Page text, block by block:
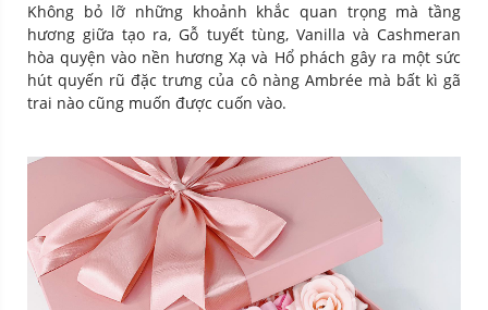
Không bỏ lỡ những khoảnh khắc quan trọng mà tầng
hương giữa tạo ra, Gỗ tuyết tùng, Vanilla và Cashmeran
hòa quyện vào nền hương Xạ và Hổ phách gây ra một sức
hút quyến rũ đặc trưng của cô nàng Ambrée mà bất kì gã
trai nào cũng muốn được cuốn vào.